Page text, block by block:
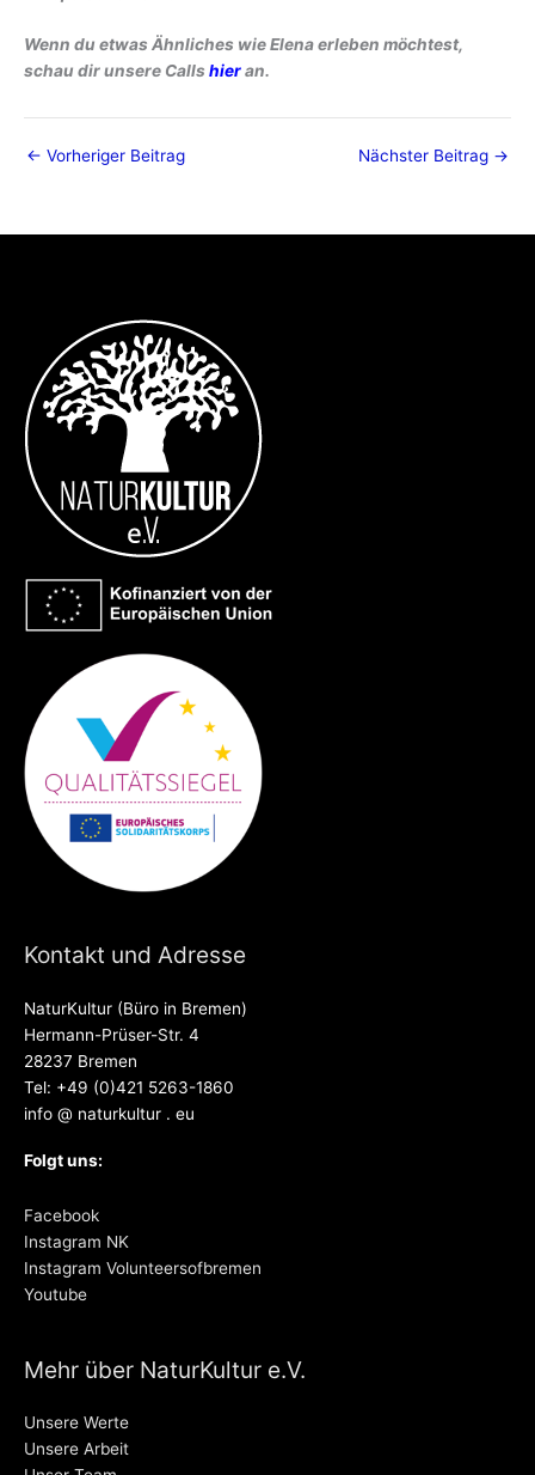
Wenn du etwas Ähnliches wie Elena erleben möchtest,
schau dir unsere Calls hieran.
← Vorheriger Beitrag Nächster Beitrag →
Kontakt und Adresse
NaturKultur (Büro in Bremen)
Hermann-Prüser-Str. 4
28237 Bremen
Tel: +49 (0)421 5263-1860
info @ naturkultur . eu
Folgt uns:
Facebook
Instagram NK
Instagram Volunteersofbremen
Youtube
Mehr über NaturKultur e.V.
Unsere Werte
Unsere Arbeit